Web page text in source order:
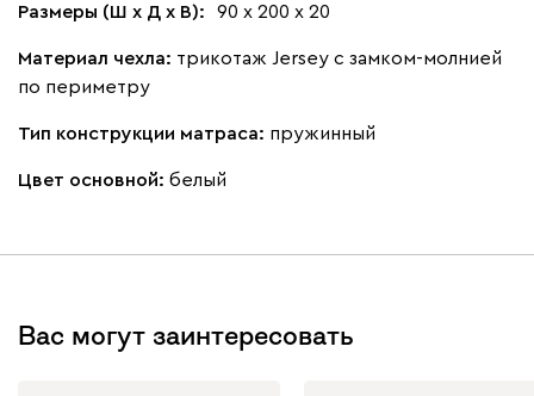
Размеры (Ш х Д х В): 90 х 200 х 20
Материал чехла: трикотаж Jersey с замком-молнией
по периметру
Тип конструкции матраса: пружинный
Цвет основной: белый
Вас могут заинтересовать